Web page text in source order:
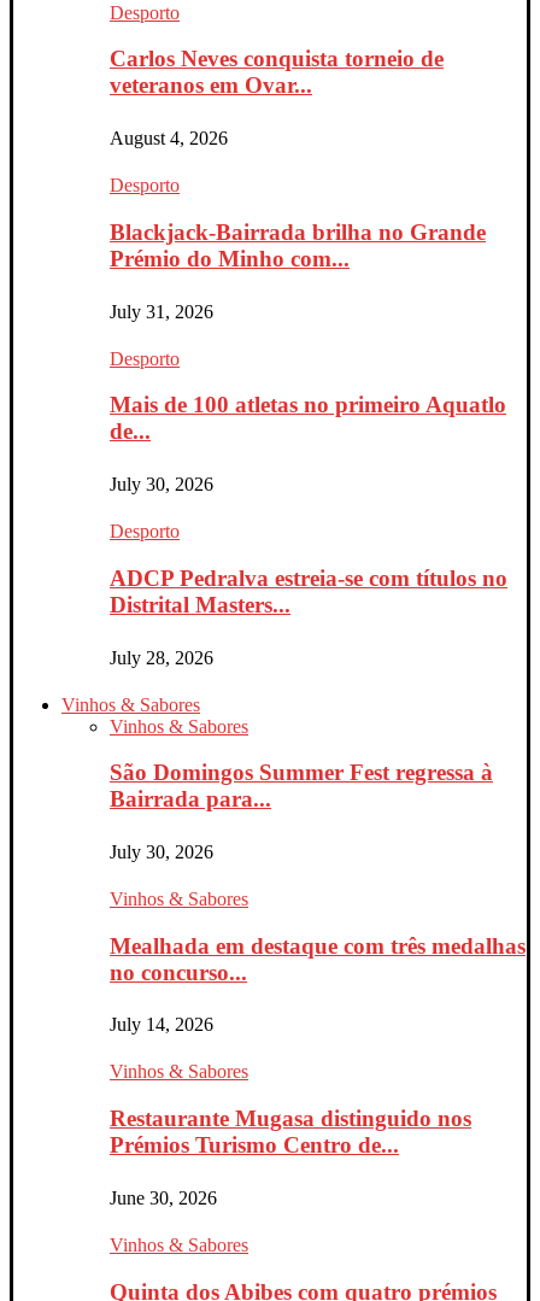
Desporto
Carlos Neves conquista torneio de
veteranos em Ovar...
August 4, 2026
Desporto
Blackjack-Bairrada brilha no Grande
Prémio do Minho com...
July 31, 2026
Desporto
Mais de 100 atletas no primeiro Aquatlo
de...
July 30, 2026
Desporto
ADCP Pedralva estreia-se com títulos no
Distrital Masters...
July 28, 2026
Vinhos & Sabores
Vinhos & Sabores
São Domingos Summer Fest regressa à
Bairrada para...
July 30, 2026
Vinhos & Sabores
Mealhada em destaque com três medalhas
no concurso...
July 14, 2026
Vinhos & Sabores
Restaurante Mugasa distinguido nos
Prémios Turismo Centro de...
June 30, 2026
Vinhos & Sabores
Quinta dos Abibes com quatro prémios